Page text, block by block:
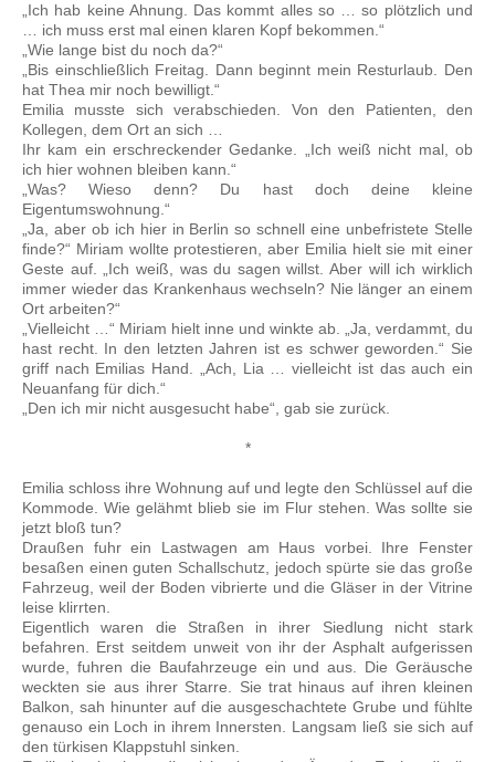
„Ich hab keine Ahnung. Das kommt alles so … so plötzlich und
… ich muss erst mal einen klaren Kopf bekommen.“
„Wie lange bist du noch da?“
„Bis einschließlich Freitag. Dann beginnt mein Resturlaub. Den
hat Thea mir noch bewilligt.“
Emilia musste sich verabschieden. Von den Patienten, den
Kollegen, dem Ort an sich …
Ihr kam ein erschreckender Gedanke. „Ich weiß nicht mal, ob
ich hier wohnen bleiben kann.“
„Was? Wieso denn? Du hast doch deine kleine
Eigentumswohnung.“
„Ja, aber ob ich hier in Berlin so schnell eine unbefristete Stelle
finde?“ Miriam wollte protestieren, aber Emilia hielt sie mit einer
Geste auf. „Ich weiß, was du sagen willst. Aber will ich wirklich
immer wieder das Krankenhaus wechseln? Nie länger an einem
Ort arbeiten?“
„Vielleicht …“ Miriam hielt inne und winkte ab. „Ja, verdammt, du
hast recht. In den letzten Jahren ist es schwer geworden.“ Sie
griff nach Emilias Hand. „Ach, Lia … vielleicht ist das auch ein
Neuanfang für dich.“
„Den ich mir nicht ausgesucht habe“, gab sie zurück.
*
Emilia schloss ihre Wohnung auf und legte den Schlüssel auf die
Kommode. Wie gelähmt blieb sie im Flur stehen. Was sollte sie
jetzt bloß tun?
Draußen fuhr ein Lastwagen am Haus vorbei. Ihre Fenster
besaßen einen guten Schallschutz, jedoch spürte sie das große
Fahrzeug, weil der Boden vibrierte und die Gläser in der Vitrine
leise klirrten.
Eigentlich waren die Straßen in ihrer Siedlung nicht stark
befahren. Erst seitdem unweit von ihr der Asphalt aufgerissen
wurde, fuhren die Baufahrzeuge ein und aus. Die Geräusche
weckten sie aus ihrer Starre. Sie trat hinaus auf ihren kleinen
Balkon, sah hinunter auf die ausgeschachtete Grube und fühlte
genauso ein Loch in ihrem Innersten. Langsam ließ sie sich auf
den türkisen Klappstuhl sinken.